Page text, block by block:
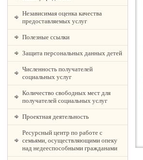
Независимая оценка качества
предоставляемых услуг
Полезные ссылки
Защита персональных данных детей
Численность получателей
социальных услуг
Количество свободных мест для
получателей социальных услуг
Проектная деятельность
Ресурсный центр по работе с
семьями, осуществляющими опеку
над недееспособными гражданами